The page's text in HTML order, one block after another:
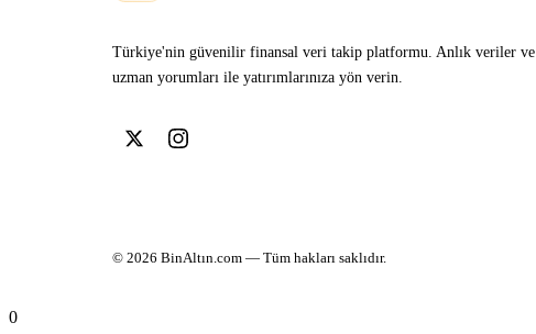
Türkiye'nin güvenilir finansal veri takip platformu. Anlık veriler ve
uzman yorumları ile yatırımlarınıza yön verin.
© 2026 BinAltın.com — Tüm hakları saklıdır.
0